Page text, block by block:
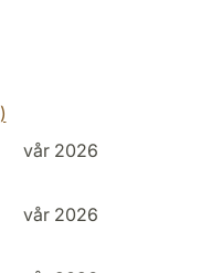
vår 2026
vår 2026